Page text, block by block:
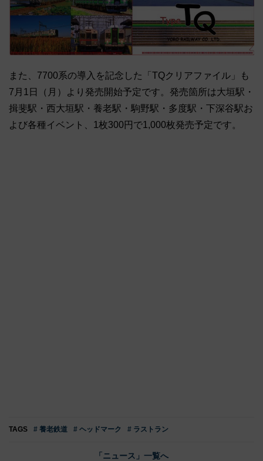
また、7700系の導入を記念した「TQクリアファイル」も
7月1日（月）より発売開始予定です。発売箇所は大垣駅・
揖斐駅・西大垣駅・養老駅・駒野駅・多度駅・下深谷駅お
よび各種イベント、1枚300円で1,000枚発売予定です。
TAGS # 養老鉄道 # ヘッドマーク # ラストラン
「ニュース」一覧へ